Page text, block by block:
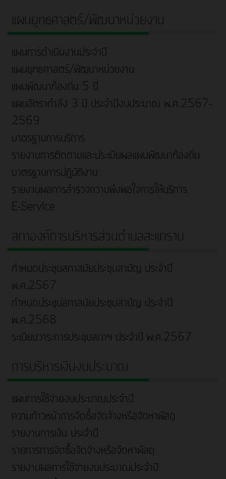
แผนยุทธศาสตร์/พัฒนาหน่วยงาน
แผนการดำเนินงานประจำปี
แผนยุทธศาสตร์/พัฒนาหน่วยงาน
แผนพัฒนาท้องถิ่น 5 ปี
แผนอัตรากำลัง 3 ปี ประจำปีงบประมาณ พ.ศ.2567-
2569
มาตรฐานการบริการ
รายงานการติดตามและประเมินผลแผนพัฒนาท้องถิ่น
มาตรฐานการปฎิบัติงาน
รายงานผลการสำรวจความพึงพอใจการให้บริการ
E-Service
สภาองค์การบริหารส่วนตำบลสะแกราบ
กำหนดประชุมสภาสมัยประชุมสามัญ ประจำปี
พ.ศ.2567
กำหนดประชุมสภาสมัยประชุมสามัญ ประจำปี
พ.ศ.2568
ระเบียบวาระการประชุมสภาฯ ประจำปี พ.ศ.2567
การบริหารเงินงบประมาณ
แผนการใช้จ่ายงบประมาณประจำปี
ความก้าวหน้าการจัดซื้อจัดจ้างหรือจัดหาพัสดุ
รายงานการเงิน ประจำปี
รายการการจัดซื้อจัดจ้างหรือจัดหาพัสดุ
รายงานผลการใช้จ่ายงบประมาณประจำปี